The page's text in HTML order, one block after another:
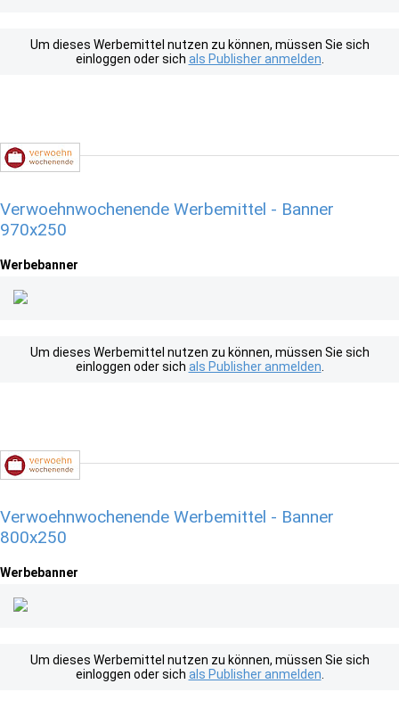
Um dieses Werbemittel nutzen zu können, müssen Sie sich
einloggen oder sich als Publisher anmelden
Verwoehnwochenende Werbemittel - Banner
970x250
Werbebanner
Um dieses Werbemittel nutzen zu können, müssen Sie sich
einloggen oder sich als Publisher anmelden
Verwoehnwochenende Werbemittel - Banner
800x250
Werbebanner
Um dieses Werbemittel nutzen zu können, müssen Sie sich
einloggen oder sich als Publisher anmelden